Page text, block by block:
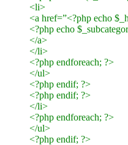
<li>
<a href=”<?php echo
<?php echo
</a>
</li>
<?php endforeach; ?>
</ul>
<?php endif; ?>
<?php endif; ?>
</li>
<?php endforeach; ?>
</ul>
<?php endif; ?>